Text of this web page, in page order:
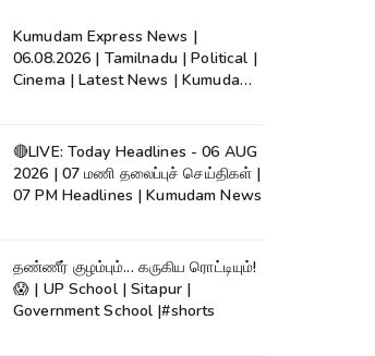
Kumudam Express News |
06.08.2026 | Tamilnadu | Political |
Cinema | Latest News | Kumudam
🔴LIVE: Today Headlines - 06 AUG
2026 | 07 மணி தலைப்புச் செய்திகள் |
07 PM Headlines | Kumudam News
தண்ணீர் குழம்பும்... கருகிய ரொட்டியும்!
😱 | UP School | Sitapur |
Government School |#shorts